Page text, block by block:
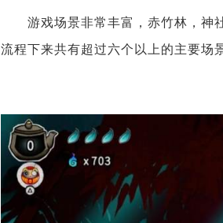
游戏场景非常丰富，赤竹林，神
流程下来共有超过六个以上的主要场